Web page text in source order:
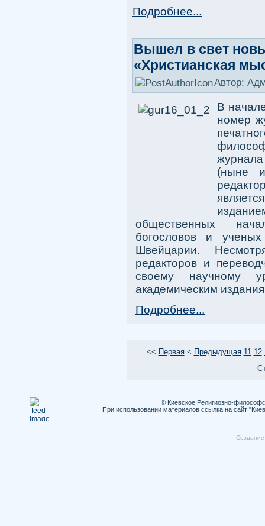
Подробнее...
Вышел в свет
«Христианская
Автор:
В
номер
(ныне
общественных
богословов и
Швейцарии.
редакторов и
своему научному
академическим
Подробнее...
<< Первая< Предыдущая 11 12
© Киевское Религиозно-
При использовании материалов ссылка на сайт